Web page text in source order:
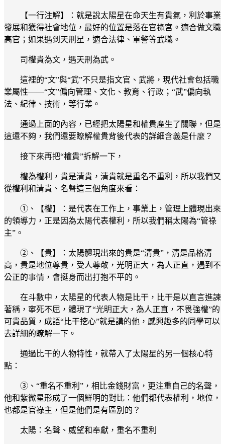
【一行注解】：就是說太陽星在命天生有貴氣，利於事業
發展和獲得社會地位，最好的位置是落在官祿宮。適合做文職
高官；如果遇到天刑星，適合法律、軍警等武職。
司權貴為文，遇天刑為武。
這裡的“文”與“武”不只是指文官、武將，現代社會包括職
業屬性——“文”偏向管理、文化、教育、行政；“武”偏向執
法、紀律、技術，等行業。
通過上面的內容，已經把太陽星和權貴產生了關聯，但是
這還不夠，我們還要瞭解權貴背後代表的詳細含義是什麼？
接下來再把“權貴”拆解一下，
權為權利，貴是清貴，清貴就是重名不重利，所以我們又
從權利和清貴、名聲這三個角度來看：
①、【權】：是代表在工作上，事業上，管理上體現出來
的領導力，正是因為太陽代表權利，所以我們稱太陽為“管祿
主”。
②、【貴】：太陽體現出來的貴是“清貴”，清是品格清
高，貴是地位尊貴，受人尊敬，光明正大，為人正直，遇到不
公正的事情，會挺身而出打抱不平的。
在斗數中，太陽星的代表人物是比干，比干是以直言進諫
著稱，寧死不屈，體現了“光明正大，為人正直，不畏強權”的
可貴品質，成語“比干挖心”就是講的他，感興趣多的同學可以
去詳細的瞭解一下。
通過比干的人物特性，就帶入了太陽星的另一個核心特
點：
③、“重名不重利”，相比金錢財富，更注重自己的名聲，
他和紫微星形成了一個鮮明的對比：他們都代表權利，地位，
也都是官祿主，但是他們是有區別的？
太陽：名聲、威望和奉獻，重名不重利